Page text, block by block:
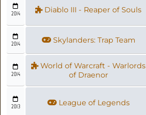
2014 Diablo III - Reaper of Souls
2014 Skylanders: Trap Team
2014
World of Warcraft - Warlords
of Draenor
2013 League of Legends